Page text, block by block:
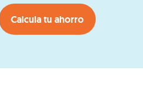
Calcula tu ahorro